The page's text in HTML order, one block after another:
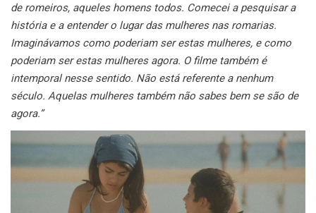
de romeiros, aqueles homens todos. Comecei a pesquisar a
história e a entender o lugar das mulheres nas romarias.
Imaginávamos como poderiam ser estas mulheres, e como
poderiam ser estas mulheres agora. O filme também é
intemporal nesse sentido. Não está referente a nenhum
século. Aquelas mulheres também não sabes bem se são de
agora.”